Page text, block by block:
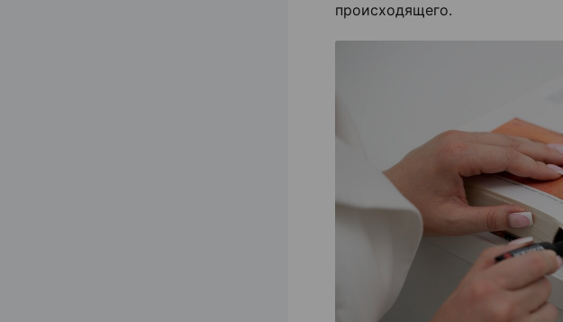
происходящего.